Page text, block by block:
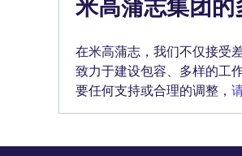
米高蒲志集团
在米高蒲志，我们不仅接受
致力于建设包容、多样的工
要任何支持或合理的调整，